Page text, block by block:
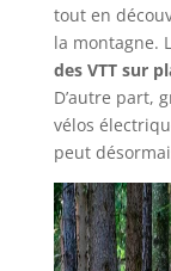
tout en
la montagne.
des VTT sur
D’autre part,
vélos
peut